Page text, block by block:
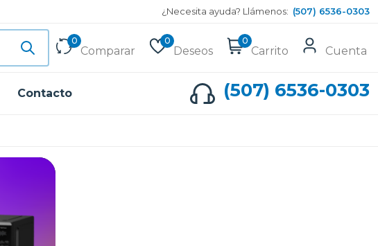
¿Necesita ayuda? Llámenos: (507) 6536-0303
0
Comparar
0
Deseos
0
Carrito Cuenta
Contacto (507) 6536-0303